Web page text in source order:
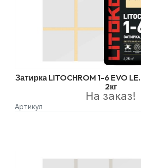
Затирка LITOCHROM 1-6 EVO
2кг
Артикул
На заказ!